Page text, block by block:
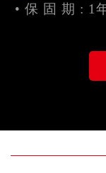
• 保 固 期 : 1